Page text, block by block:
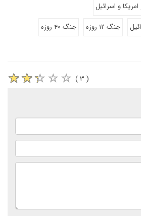
امریکا و اسرائیل
جنگ ۱۲ روزه جنگ ۴۰ روزه
( ۳ )